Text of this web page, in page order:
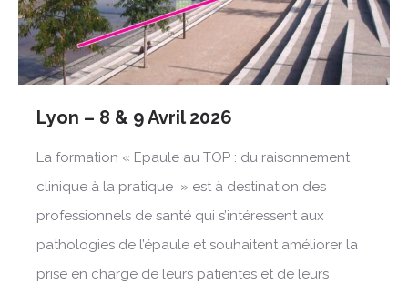
Lyon – 8 & 9 Avril 2026
La formation « Epaule au TOP : du raisonnement
clinique à la pratique » est à destination des
professionnels de santé qui s’intéressent aux
pathologies de l’épaule et souhaitent améliorer la
prise en charge de leurs patientes et de leurs